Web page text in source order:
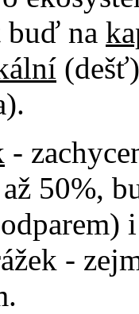
na
-
50%,
-